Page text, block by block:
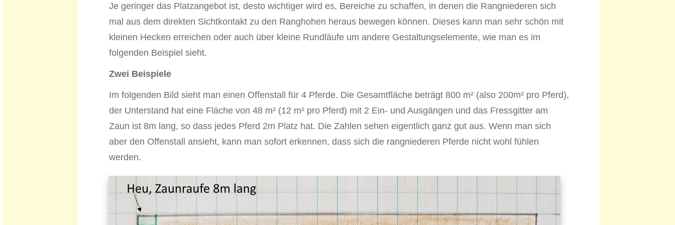
Je geringer das Platzangebot ist, desto wichtiger wird es, Bereiche zu schaffen, in denen die Rangniederen sich
mal aus dem direkten Sichtkontakt zu den Ranghohen heraus bewegen können. Dieses kann man sehr schön mit
kleinen Hecken erreichen oder auch über kleine Rundläufe um andere Gestaltungselemente, wie man es im
folgenden Beispiel sieht.
Zwei Beispiele
Im folgenden Bild sieht man einen Offenstall für 4 Pferde. Die Gesamtfläche beträgt 800 m² (also 200m² pro Pferd),
der Unterstand hat eine Fläche von 48 m² (12 m² pro Pferd) mit 2 Ein- und Ausgängen und das Fressgitter am
Zaun ist 8m lang, so dass jedes Pferd 2m Platz hat. Die Zahlen sehen eigentlich ganz gut aus. Wenn man sich
aber den Offenstall ansieht, kann man sofort erkennen, dass sich die rangniederen Pferde nicht wohl fühlen
werden.